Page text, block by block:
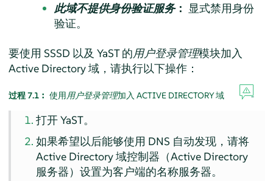
此域不提供身份验证服务： 显式禁用身份
验证。
要使用 SSSD 以及 YaST 的用户登录管理模块加入
Active Directory 域，请执行以下操作：
过程 7.1︰ 使用用户登录管理加入 ACTIVE DIRECTORY 域
打开 YaST。
如果希望以后能够使用 DNS 自动发现，请将
Active Directory 域控制器（Active Directory
服务器）设置为客户端的名称服务器。